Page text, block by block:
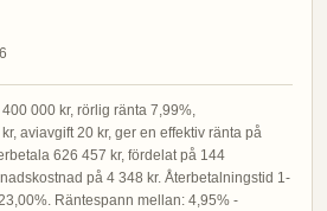
000 kr, rörlig ränta 7,99%,
aviavgift 20 kr, ger en effektiv ränta på
626 457 kr, fördelat på 144
på 4 348 kr. Återbetalningstid 1-
Räntespann mellan: 4,95% -